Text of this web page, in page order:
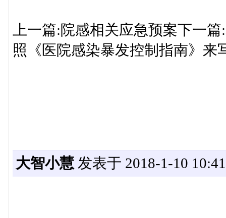
上一篇:院感相关应急预案下一
照《医院感染暴发控制指南》来
大智小慧发表于 2018-1-10